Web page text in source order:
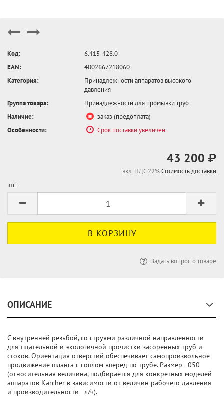
Код:
6.415-428.0
EAN:
4002667218060
Категория:
Принадлежности аппаратов высокого
давления
Группа товара:
Принадлежности для промывки труб
Наличие:
заказ (предоплата)
Особенности:
Срок поставки увеличен
43 200 ₽
вкл. НДС 22%Стоимость доставки
шт:
Задать вопрос о товаре
ОПИСАНИЕ
С внутренней резьбой, со струями различной направленности
для тщательной и экологичной прочистки засоренных труб и
стоков. Ориентация отверстий обеспечивает самопроизвольное
продвижение шланга с соплом вперед по трубе. Размер - 050
(относительная величина, подбирается для конкретных моделей
аппаратов Karcher в зависимости от величин рабочего давления
и производительности - л/ч).